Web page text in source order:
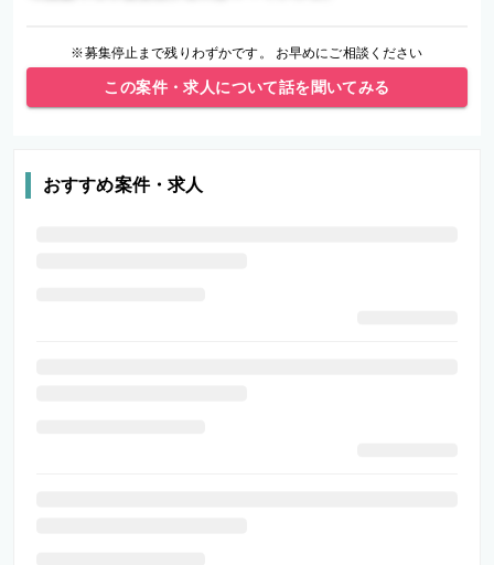
※募集停止まで残りわずかです。 お早めにご相談ください
この案件・求人について話を聞いてみる
おすすめ案件・求人